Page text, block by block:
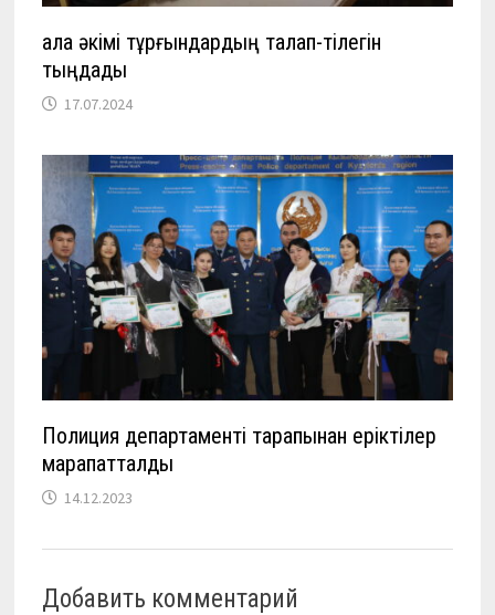
Қала әкімі тұрғындардың талап-тілегін
тыңдады
17.07.2024
Полиция департаменті тарапынан еріктілер
марапатталды
14.12.2023
Добавить комментарий